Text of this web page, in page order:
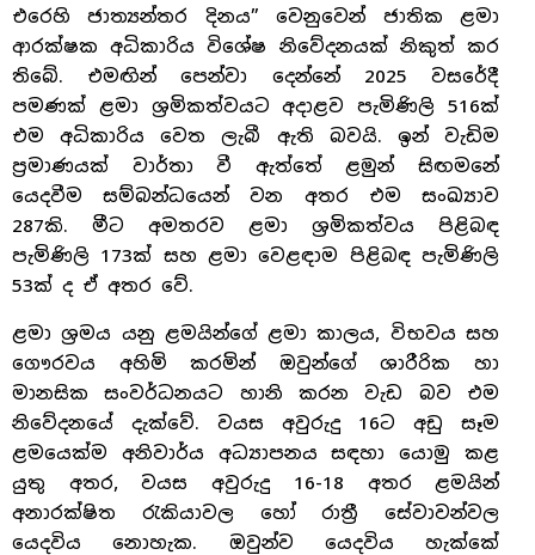
එරෙහි ජාත්‍යන්තර දිනය” වෙනුවෙන් ජාතික ළමා
ආරක්ෂක අධිකාරිය විශේෂ නිවේදනයක් නිකුත් කර
තිබේ. එමඟින් පෙන්වා දෙන්නේ 2025 වසරේදී
පමණක් ළමා ශ්‍රමිකත්වයට අදාළව පැමිණිලි 516ක්
එම අධිකාරිය වෙත ලැබී ඇති බවයි. ඉන් වැඩිම
ප්‍රමාණයක් වාර්තා වී ඇත්තේ ළමුන් සිඟමනේ
යෙදවීම සම්බන්ධයෙන් වන අතර එම සංඛ්‍යාව
287කි. මීට අමතරව ළමා ශ්‍රමිකත්වය පිළිබඳ
පැමිණිලි 173ක් සහ ළමා වෙළඳාම පිළිබඳ පැමිණිලි
53ක් ද ඒ අතර වේ.
ළමා ශ්‍රමය යනු ළමයින්ගේ ළමා කාලය, විභවය සහ
ගෞරවය අහිමි කරමින් ඔවුන්ගේ ශාරීරික හා
මානසික සංවර්ධනයට හානි කරන වැඩ බව එම
නිවේදනයේ දැක්වේ. වයස අවුරුදු 16ට අඩු සෑම
ළමයෙක්ම අනිවාර්ය අධ්‍යාපනය සඳහා යොමු කළ
යුතු අතර, වයස අවුරුදු 16-18 අතර ළමයින්
අනාරක්ෂිත රැකියාවල හෝ රාත්‍රී සේවාවන්වල
යෙදවිය නොහැක. ඔවුන්ව යෙදවිය හැක්කේ